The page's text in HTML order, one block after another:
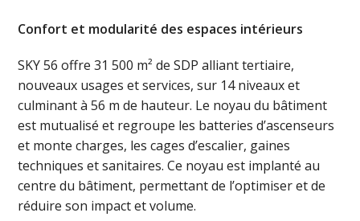
Confort et modularité des espaces intérieurs
SKY 56 offre 31 500 m² de SDP alliant tertiaire,
nouveaux usages et services, sur 14 niveaux et
culminant à 56 m de hauteur. Le noyau du bâtiment
est mutualisé et regroupe les batteries d’ascenseurs
et monte charges, les cages d’escalier, gaines
techniques et sanitaires. Ce noyau est implanté au
centre du bâtiment, permettant de l’optimiser et de
réduire son impact et volume.